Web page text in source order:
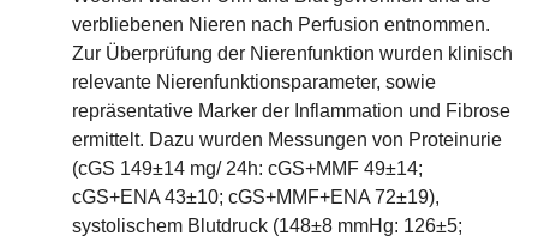
verbliebenen Nieren nach Perfusion entnommen.
Zur Überprüfung der Nierenfunktion wurden klinisch
relevante Nierenfunktionsparameter, sowie
repräsentative Marker der Inflammation und Fibrose
ermittelt. Dazu wurden Messungen von Proteinurie
(cGS 149±14 mg/ 24h: cGS+MMF 49±14;
cGS+ENA 43±10; cGS+MMF+ENA 72±19),
systolischem Blutdruck (148±8 mmHg: 126±5;